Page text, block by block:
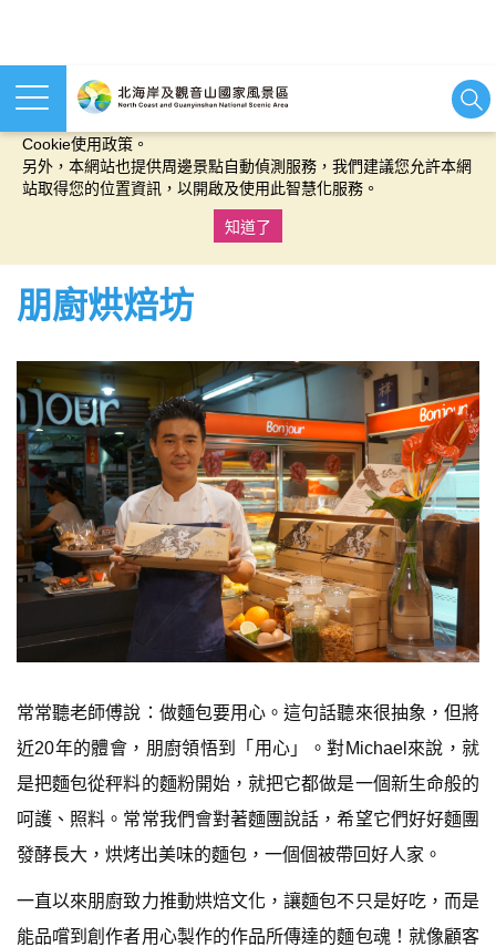
本網站使用cookies等相關技術以持續優化網站服務，並有助於為
Cookie使用政策。
另外，本網站也提供周邊景點自動偵測服務，我們建議您允許本網
站取得您的位置資訊，以開啟及使用此智慧化服務。
知道了
朋廚烘焙坊
常常聽老師傅說：做麵包要用心。這句話聽來很抽象，但將
近20年的體會，朋廚領悟到「用心」。對Michael來說，就
是把麵包從秤料的麵粉開始，就把它都做是一個新生命般的
呵護、照料。常常我們會對著麵團說話，希望它們好好麵團
發酵長大，烘烤出美味的麵包，一個個被帶回好人家。
一直以來朋廚致力推動烘焙文化，讓麵包不只是好吃，而是
能品嚐到創作者用心製作的作品所傳達的麵包魂！就像顧客